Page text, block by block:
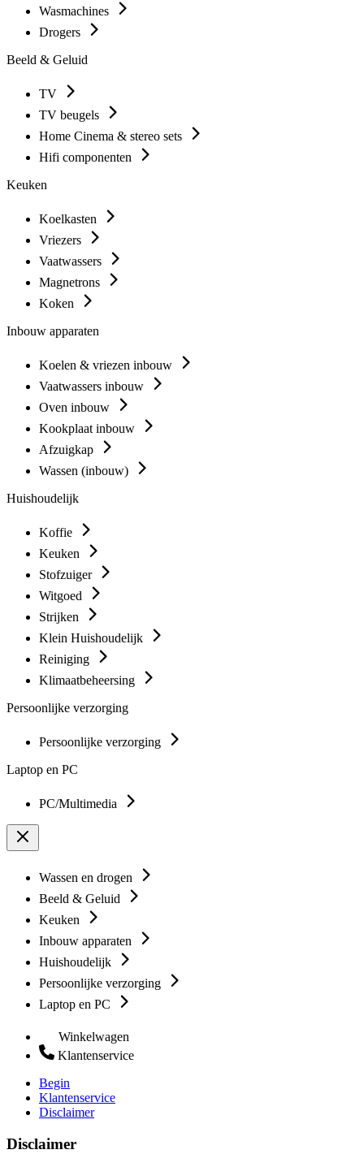
Wasmachines
Drogers
Beeld & Geluid
TV
TV beugels
Home Cinema & stereo sets
Hifi componenten
Keuken
Koelkasten
Vriezers
Vaatwassers
Magnetrons
Koken
Inbouw apparaten
Koelen & vriezen inbouw
Vaatwassers inbouw
Oven inbouw
Kookplaat inbouw
Afzuigkap
Wassen (inbouw)
Huishoudelijk
Koffie
Keuken
Stofzuiger
Witgoed
Strijken
Klein Huishoudelijk
Reiniging
Klimaatbeheersing
Persoonlijke verzorging
Persoonlijke verzorging
Laptop en PC
PC/Multimedia
Wassen en drogen
Beeld & Geluid
Keuken
Inbouw apparaten
Huishoudelijk
Persoonlijke verzorging
Laptop en PC
Winkelwagen
Klantenservice
Begin
Klantenservice
Disclaimer
Disclaimer